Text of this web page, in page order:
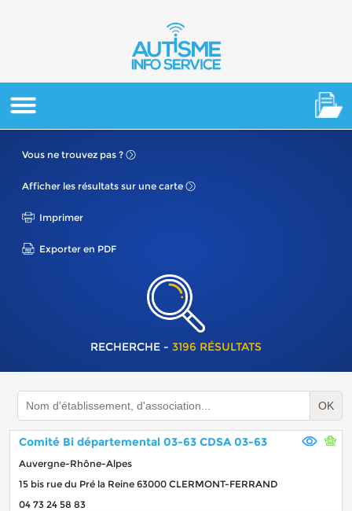
Vous ne trouvez pas ?
Afficher les résultats sur une carte
Imprimer
Exporter en PDF
RECHERCHE - 3196 RÉSULTATS
OK
Comité Bi départemental 03-63 CDSA 03-63
Auvergne-Rhône-Alpes
15 bis rue du Pré la Reine 63000 CLERMONT-FERRAND
04 73 24 58 83